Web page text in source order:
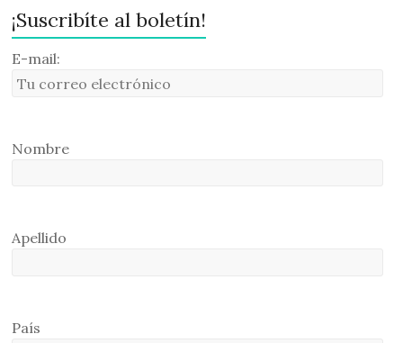
¡Suscribíte al boletín!
E-mail:
Nombre
Apellido
País